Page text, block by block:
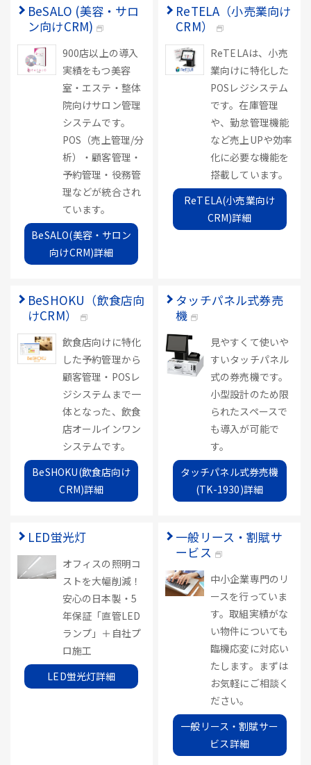
BeSALO (美容・サロ
ン向けCRM)
900店以上の導入
実績をもつ美容
室・エステ・整体
院向けサロン管理
システムです。
POS（売上管理/分
析）・顧客管理・
予約管理・役務管
理などが統合され
ています。
BeSALO(美容・サロン
向けCRM)詳細
ReTELA（小売業向け
CRM）
ReTELAは、小売
業向けに特化した
POSレジシステム
です。在庫管理
や、勤怠管理機能
など売上UPや効率
化に必要な機能を
搭載しています。
ReTELA(小売業向け
CRM)詳細
BeSHOKU（飲食店向
けCRM）
飲食店向けに特化
した予約管理から
顧客管理・POSレ
ジシステムまで一
体となった、飲食
店オールインワン
システムです。
BeSHOKU(飲食店向け
CRM)詳細
タッチパネル式券売
機
見やすくて使いや
すいタッチパネル
式の券売機です。
小型設計のため限
られたスペースで
も導入が可能で
す。
タッチパネル式券売機
(TK-1930)詳細
LED蛍光灯
オフィスの照明コ
ストを大幅削減！
安心の日本製・5
年保証「直管LED
ランプ」＋自社プ
ロ施工
LED蛍光灯詳細
一般リース・割賦サ
ービス
中小企業専門のリ
ースを行っていま
す。取組実績がな
い物件についても
臨機応変に対応い
たします。まずは
お気軽にご相談く
ださい。
一般リース・割賦サー
ビス詳細